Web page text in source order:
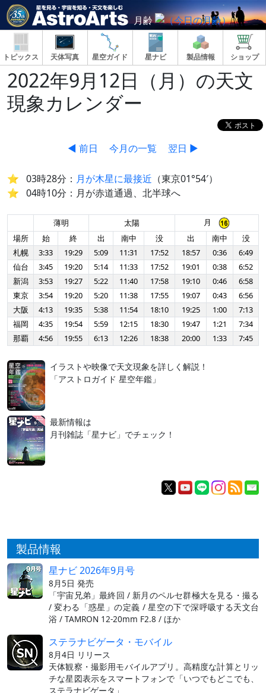
月齢
トピックス 天体写真 星空ガイド 星ナビ 製品情報 ショップ
2022年9月12日（月）の天文
現象カレンダー
◀ 前日 今月の一覧 翌日 ▶
03時28分： 月が木星に最接近 （東京01°54′）
04時10分：月が赤道通過、北半球へ
薄明 太陽
月
場所
始 終 出 南中 没 出 南中
没
札幌
3:33 19:29 5:09 11:31 17:52 18:57 0:36
6:49
仙台
3:45 19:20 5:14 11:33 17:52 19:01 0:38
6:52
新潟
3:53 19:27 5:22 11:40 17:58 19:10 0:46
6:58
東京
3:54 19:20 5:20 11:38 17:55 19:07 0:43
6:56
大阪
4:13 19:35 5:38 11:54 18:10 19:25 1:00
7:13
福岡
4:35 19:54 5:59 12:15 18:30 19:47 1:21
7:34
那覇
4:56 19:55 6:13 12:26 18:38 20:00 1:33 7:45
イラストや映像で天文現象を詳しく解説！
「アストロガイド 星空年鑑」
最新情報は
月刊雑誌「星ナビ」でチェック！
製品情報
星ナビ 2026年9月号
8月5日 発売
「宇宙兄弟」最終回 / 新月のペルセ群極大を見る・撮る
/ 変わる「惑星」の定義 / 星空の下で深呼吸する天文台
浴 / TAMRON 12-20mm F2.8 / ほか
ステラナビゲータ・モバイル
8月4日 リリース
天体観察・撮影用モバイルアプリ。高精度な計算とリッ
チな星図表示をスマートフォンで「いつでもどこでも、
ステラナビゲータ」